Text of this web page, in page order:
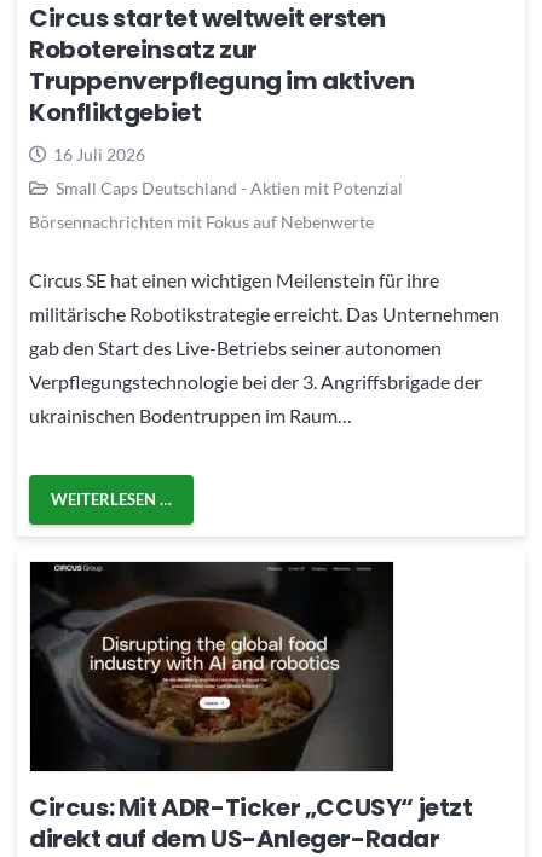
Circus startet weltweit ersten
Robotereinsatz zur
Truppenverpflegung im aktiven
Konfliktgebiet
16 Juli 2026
Small Caps Deutschland - Aktien mit Potenzial
Börsennachrichten mit Fokus auf Nebenwerte
Circus SE hat einen wichtigen Meilenstein für ihre
militärische Robotikstrategie erreicht. Das Unternehmen
gab den Start des Live-Betriebs seiner autonomen
Verpflegungstechnologie bei der 3. Angriffsbrigade der
ukrainischen Bodentruppen im Raum…
WEITERLESEN …
Circus: Mit ADR-Ticker „CCUSY“ jetzt
direkt auf dem US-Anleger-Radar